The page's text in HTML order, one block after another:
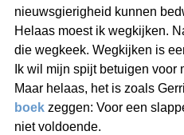
nieuwsgierigheid kunnen
Helaas moest ik wegkijken.
die wegkeek. Wegkijken is
Ik wil mijn spijt betuigen
Maar helaas, het is zoals
boek zeggen: Voor een
niet voldoende.